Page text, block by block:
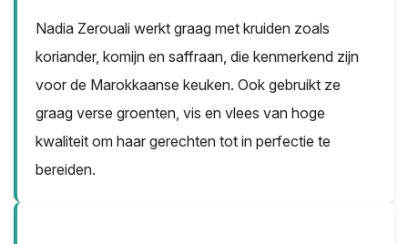
Nadia Zerouali werkt graag met kruiden zoals
koriander, komijn en saffraan, die kenmerkend zijn
voor de Marokkaanse keuken. Ook gebruikt ze
graag verse groenten, vis en vlees van hoge
kwaliteit om haar gerechten tot in perfectie te
bereiden.